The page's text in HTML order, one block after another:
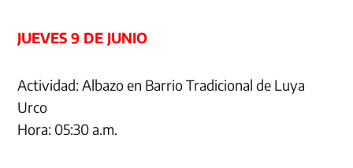
JUEVES 9 DE JUNIO
Actividad: Albazo en Barrio Tradicional de Luya
Urco
Hora: 05:30 a.m.